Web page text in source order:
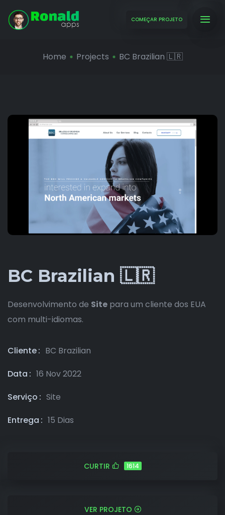
COMEÇAR PROJETO
Home Projects BC Brazilian 🇱🇷
BC Brazilian 🇱🇷
Desenvolvimento de Site para um cliente dos EUA
com multi-idiomas.
Cliente
BC Brazilian
Data
16 Nov 2022
Serviço
Site
Entrega
15 Dias
CURTIR 1614
VER PROJETO